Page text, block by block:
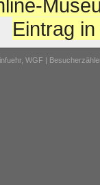
Eintrag
WGF |